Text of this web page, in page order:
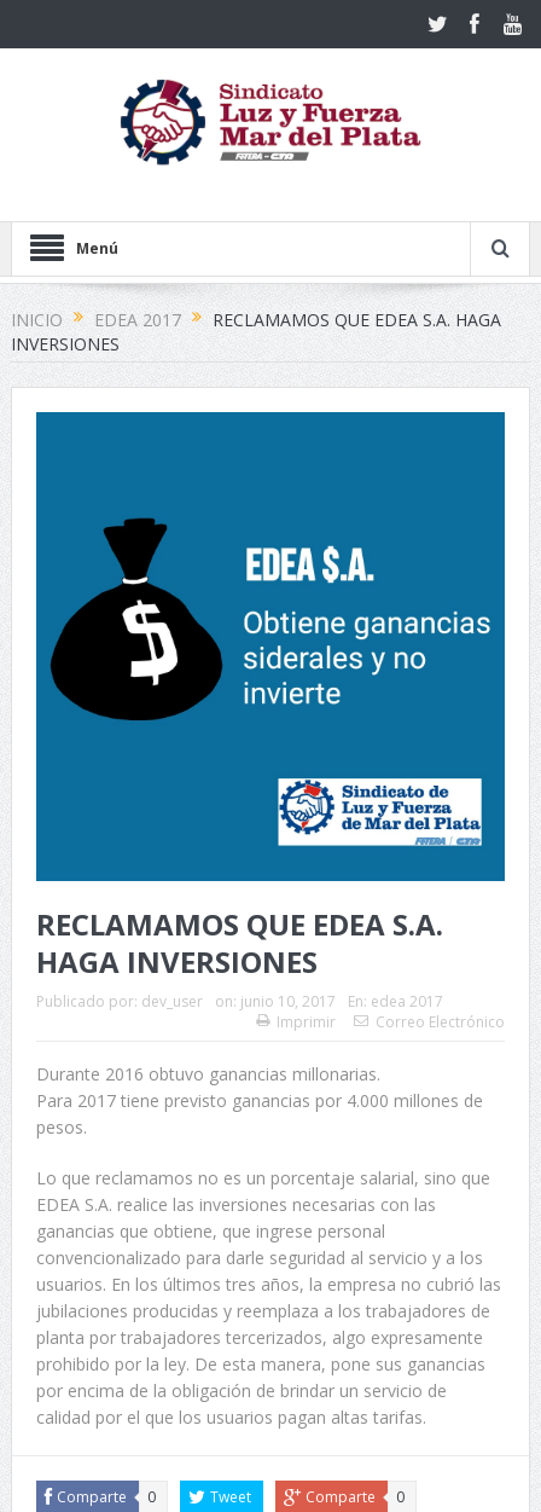
Menú
INICIO EDEA 2017
RECLAMAMOS QUE EDEA S.A. HAGA
INVERSIONES
RECLAMAMOS QUE EDEA S.A.
HAGA INVERSIONES
Publicado por: dev_user on: junio 10, 2017 En: edea 2017
Imprimir
Correo Electrónico
Durante 2016 obtuvo ganancias millonarias.
Para 2017 tiene previsto ganancias por 4.000 millones de
pesos.
Lo que reclamamos no es un porcentaje salarial, sino que
EDEA S.A. realice las inversiones necesarias con las
ganancias que obtiene, que ingrese personal
convencionalizado para darle seguridad al servicio y a los
usuarios. En los últimos tres años, la empresa no cubrió las
jubilaciones producidas y reemplaza a los trabajadores de
planta por trabajadores tercerizados, algo expresamente
prohibido por la ley. De esta manera, pone sus ganancias
por encima de la obligación de brindar un servicio de
calidad por el que los usuarios pagan altas tarifas.
Comparte 0 Tweet Comparte 0